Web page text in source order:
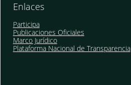
Enlaces
Participa
Publicaciones Oficiales
Marco Jurídico
Plataforma Nacional de Transparencia